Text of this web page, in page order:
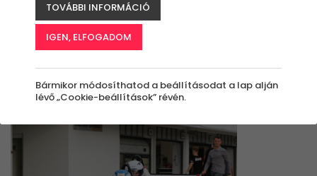
Élmények
TOVÁBBI INFORMÁCIÓ
IGEN, ELFOGADOM
Bármikor módosíthatod a beállításodat a lap alján
lévő „Cookie-beállítások” révén.